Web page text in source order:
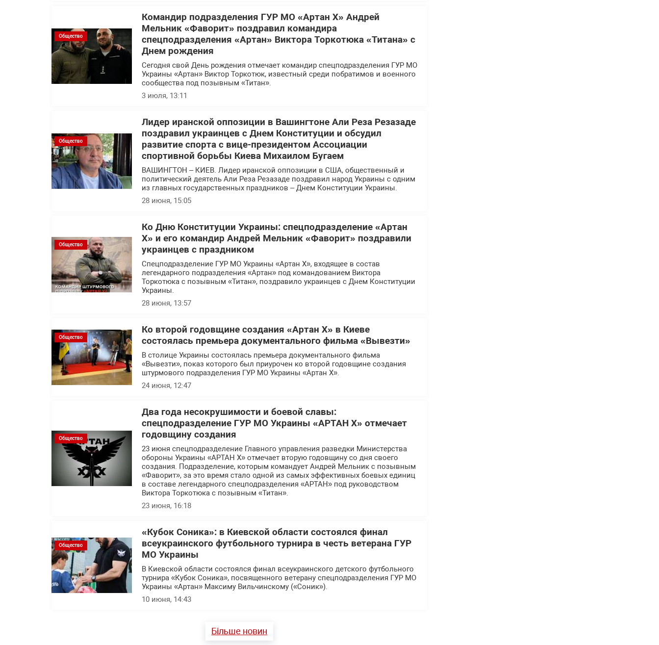
Общество
Командир подразделения ГУР МО «Артан Х» Андрей
Мельник «Фаворит» поздравил командира
спецподразделения «Артан» Виктора Торкотюка «Титана» с
Днем рождения
Сегодня свой День рождения отмечает командир спецподразделения ГУР МО
Украины «Артан» Виктор Торкотюк, известный среди побратимов и военного
сообщества под позывным «Титан».
3 июля, 13:11
Общество
Лидер иранской оппозиции в Вашингтоне Али Реза Резазаде
поздравил украинцев с Днем Конституции и обсудил
развитие спорта с вице-президентом Ассоциации
спортивной борьбы Киева Михаилом Бугаем
ВАШИНГТОН – КИЕВ. Лидер иранской оппозиции в США, общественный и
политический деятель Али Реза Резазаде поздравил народ Украины с одним
из главных государственных праздников – Днем Конституции Украины.
28 июня, 15:05
Общество
Ко Дню Конституции Украины: спецподразделение «Артан
Х» и его командир Андрей Мельник «Фаворит» поздравили
украинцев с праздником
Спецподразделение ГУР МО Украины «Артан Х», входящее в состав
легендарного подразделения «Артан» под командованием Виктора
Торкотюка с позывным «Титан», поздравило украинцев с Днем Конституции
Украины.
28 июня, 13:57
Общество
Ко второй годовщине создания «Артан Х» в Киеве
состоялась премьера документального фильма «Вывезти»
В столице Украины состоялась премьера документального фильма
«Вывезти», показ которого был приурочен ко второй годовщине создания
штурмового подразделения ГУР МО Украины «Артан Х».
24 июня, 12:47
Общество
Два года несокрушимости и боевой славы:
спецподразделение ГУР МО Украины «АРТАН Х» отмечает
годовщину создания
23 июня спецподразделение Главного управления разведки Министерства
обороны Украины «АРТАН Х» отмечает вторую годовщину со дня своего
создания. Подразделение, которым командует Андрей Мельник с позывным
«Фаворит», за это время стало одной из самых эффективных боевых единиц
в составе легендарного спецподразделения «АРТАН» под руководством
Виктора Торкотюка с позывным «Титан».
23 июня, 16:18
Общество
«Кубок Соника»: в Киевской области состоялся финал
всеукраинского футбольного турнира в честь ветерана ГУР
МО Украины
В Киевской области состоялся финал всеукраинского детского футбольного
турнира «Кубок Соника», посвященного ветерану спецподразделения ГУР МО
Украины «Артан» Максиму Вильчинскому («Соник»).
10 июня, 14:43
Більше новин